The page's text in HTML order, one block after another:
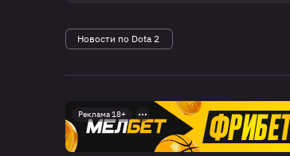
Новости по Dota 2
Реклама 18+